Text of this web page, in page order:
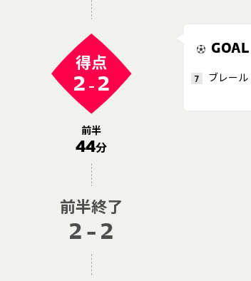
得点
2 - 2
前半
44分
GOAL
7 ブレー
前半終了
2 - 2